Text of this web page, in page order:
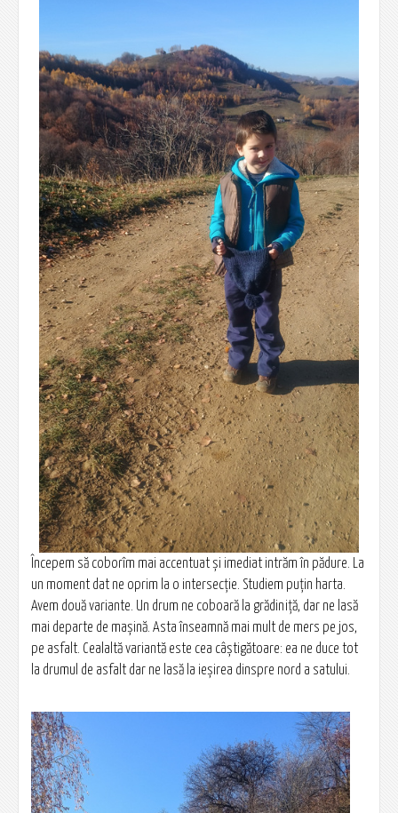
Începem să coborîm mai accentuat și imediat intrăm în pădure. La
un moment dat ne oprim la o intersecție. Studiem puțin harta.
Avem două variante. Un drum ne coboară la grădiniță, dar ne lasă
mai departe de mașină. Asta înseamnă mai mult de mers pe jos,
pe asfalt. Cealaltă variantă este cea câștigătoare: ea ne duce tot
la drumul de asfalt dar ne lasă la ieșirea dinspre nord a satului.